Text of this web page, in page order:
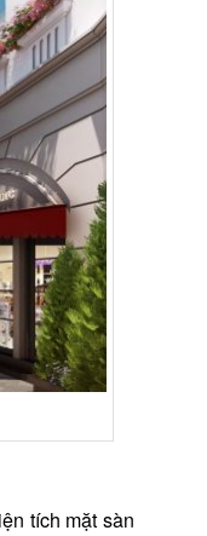
tích mặt sàn